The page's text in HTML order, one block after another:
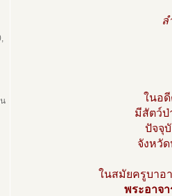
ล
ในอ
มีสัตว์
ปัจจุ
จังหวั
ในสมัยครูบาอ
พระอาจ